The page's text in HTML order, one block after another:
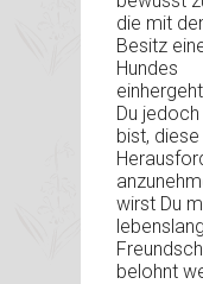
die mit
Besitz
Hundes
Du
bist, diese
wirst Du
belohnt